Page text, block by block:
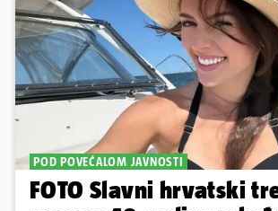
POD POVEĆALOM JAVNOSTI
FOTO Slavni hrvatski